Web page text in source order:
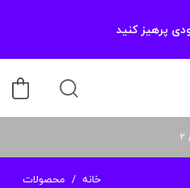
پرهیز کنید
خانه
محصولات